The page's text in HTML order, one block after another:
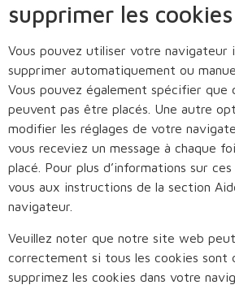
supprimer les cookies
Vous pouvez utiliser votre navigateur
supprimer automatiquement ou
Vous pouvez également spécifier que
peuvent pas être placés. Une autre
modifier les réglages de votre
vous receviez un message à chaque
placé. Pour plus d’informations sur
vous aux instructions de la section
navigateur.
Veuillez noter que notre site web
correctement si tous les cookies sont
supprimez les cookies dans votre